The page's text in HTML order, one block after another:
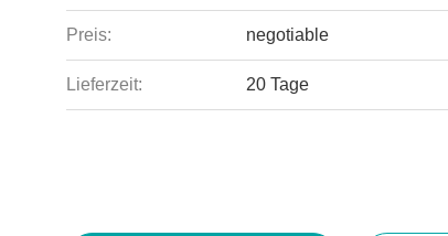
Preis: negotiable
Lieferzeit: 20 Tage